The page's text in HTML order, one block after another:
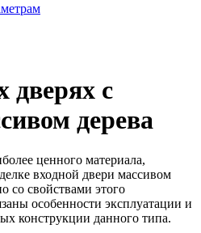
дверях с
дерева
ценного материала,
входной двери массивом
со свойствами этого
особенности эксплуатации и
конструкции данного типа.